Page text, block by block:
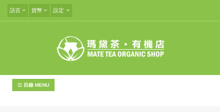
語言 貨幣 設定
目錄 MENU